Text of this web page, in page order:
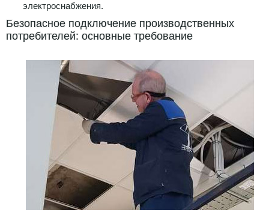
электроснабжения.
Безопасное подключение производственных
потребителей: основные требование